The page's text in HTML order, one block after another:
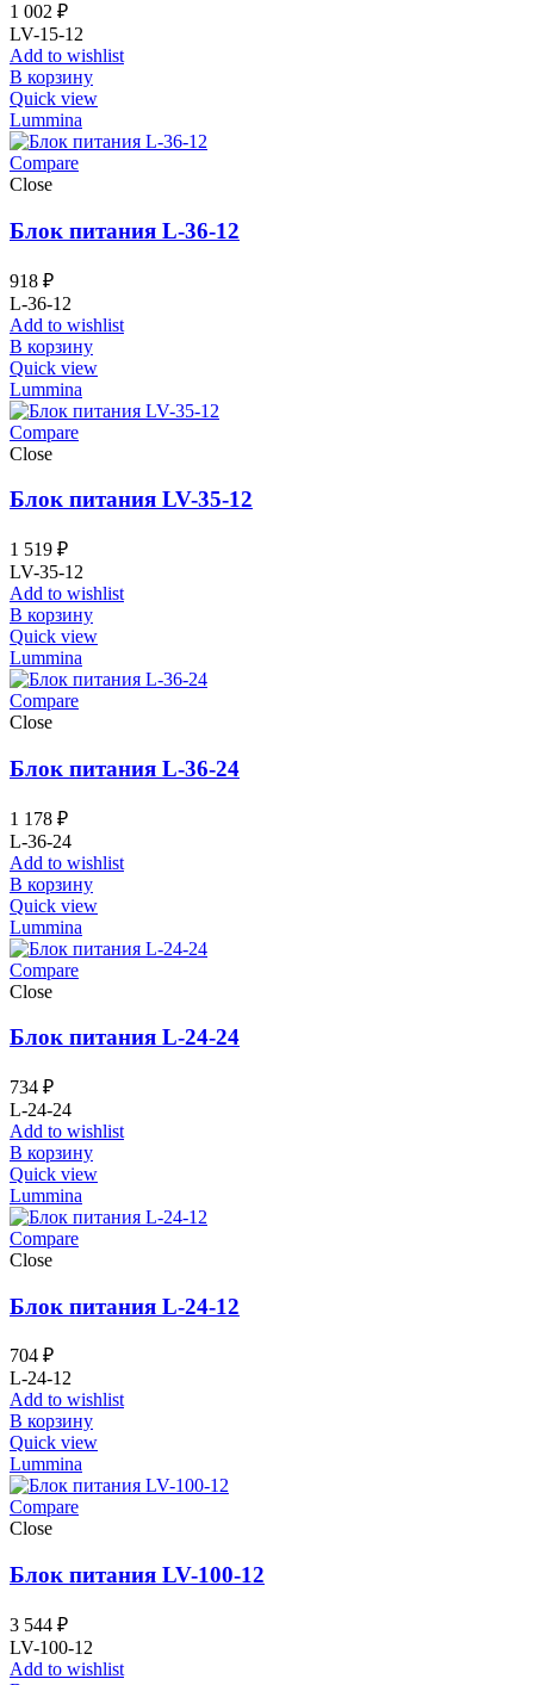
1 002 ₽
LV-15-12
Add to wishlist
В корзину
Quick view
Lummina
Compare
Close
Блок питания L-36-12
918 ₽
L-36-12
Add to wishlist
В корзину
Quick view
Lummina
Compare
Close
Блок питания LV-35-12
1 519 ₽
LV-35-12
Add to wishlist
В корзину
Quick view
Lummina
Compare
Close
Блок питания L-36-24
1 178 ₽
L-36-24
Add to wishlist
В корзину
Quick view
Lummina
Compare
Close
Блок питания L-24-24
734 ₽
L-24-24
Add to wishlist
В корзину
Quick view
Lummina
Compare
Close
Блок питания L-24-12
704 ₽
L-24-12
Add to wishlist
В корзину
Quick view
Lummina
Compare
Close
Блок питания LV-100-12
3 544 ₽
LV-100-12
Add to wishlist